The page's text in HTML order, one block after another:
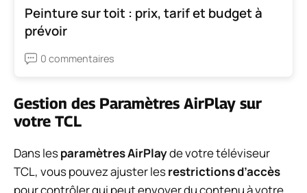
Peinture sur toit : prix, tarif et budget à
prévoir
0 commentaires
Gestion des Paramètres AirPlay sur
votre TCL
Dans lesparamètres AirPlayde votre téléviseur
TCL, vous pouvez ajuster lesrestrictions d’accès